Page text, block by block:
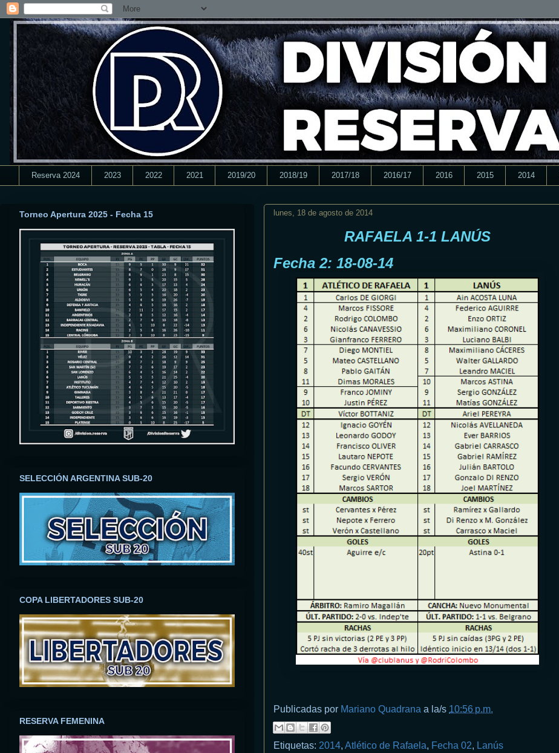
Reserva 2024 2023 2022 2021 2019/20 2018/19 2017/18 2016/17 2016 2015 2014
lunes, 18 de agosto de 2014
RAFAELA 1-1 LANÚS
Fecha 2: 18-08-14
Publicadas por Mariano Quadrana a la/s 10:56 p.m.
Etiquetas: 2014, Atlético de Rafaela, Fecha 02, Lanús
Torneo Apertura 2025 - Fecha 15
SELECCIÓN ARGENTINA SUB-20
COPA LIBERTADORES SUB-20
RESERVA FEMENINA